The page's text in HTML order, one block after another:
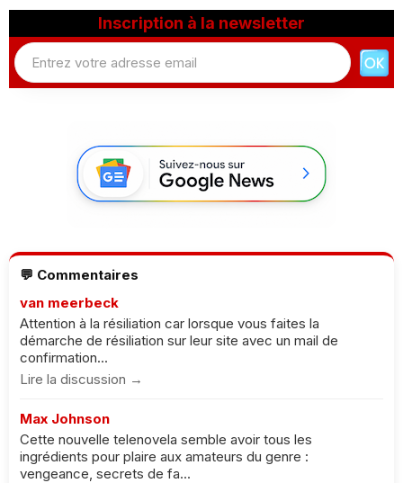
Inscription à la newsletter
💬 Commentaires
van meerbeck
Attention à la résiliation car lorsque vous faites la
démarche de résiliation sur leur site avec un mail de
confirmation...
Lire la discussion →
Max Johnson
Cette nouvelle telenovela semble avoir tous les
ingrédients pour plaire aux amateurs du genre :
vengeance, secrets de fa...